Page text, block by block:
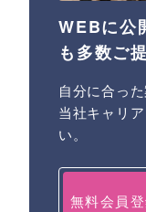
WEBに公
も多数ご
自分に合っ
当社キャリ
い。
無料会員